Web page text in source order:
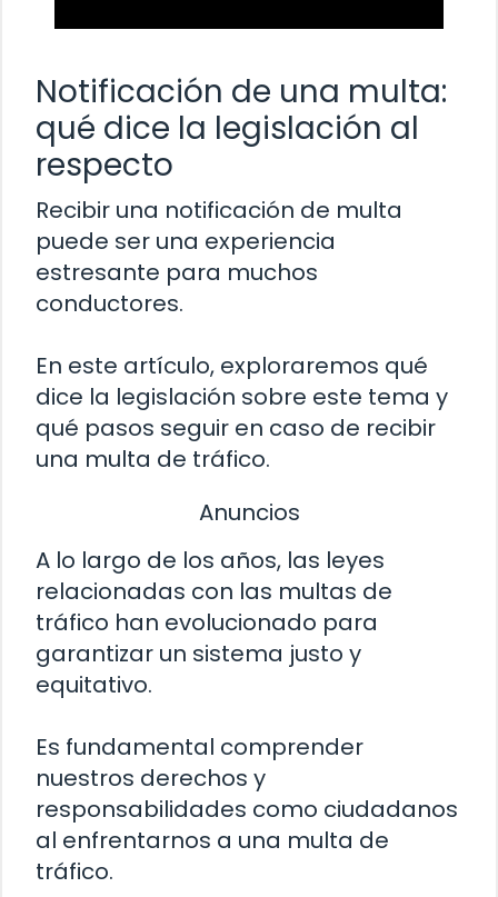
Notificación de una multa:
qué dice la legislación al
respecto
Recibir una notificación de multa
puede ser una experiencia
estresante para muchos
conductores.
En este artículo, exploraremos qué
dice la legislación sobre este tema y
qué pasos seguir en caso de recibir
una multa de tráfico.
Anuncios
A lo largo de los años, las leyes
relacionadas con las multas de
tráfico han evolucionado para
garantizar un sistema justo y
equitativo.
Es fundamental comprender
nuestros derechos y
responsabilidades como ciudadanos
al enfrentarnos a una multa de
tráfico.